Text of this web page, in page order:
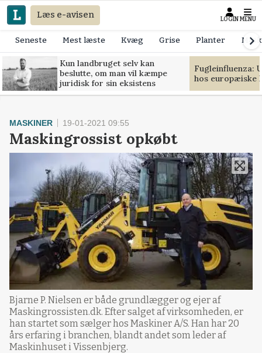
Læs e-avisen LOGIN MENU
Seneste Mest læste Kvæg Grise Planter
Kun landbruget selv kan
beslutte, om man vil kæmpe
juridisk for sin eksistens
Fugleinfluenza:
hos europæiske
MASKINER 19-01-2021 09:55
Maskingrossist opkøbt
Bjarne P. Nielsen er både grundlægger og ejer af
Maskingrossisten.dk. Efter salget af virksomheden, er
han startet som sælger hos Maskiner A/S. Han har 20
års erfaring i branchen, blandt andet som leder af
Maskinhuset i Vissenbjerg.